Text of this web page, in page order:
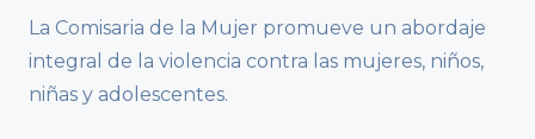
La Comisaria de la Mujer promueve un abordaje
integral de la violencia contra las mujeres, niños,
niñas y adolescentes.